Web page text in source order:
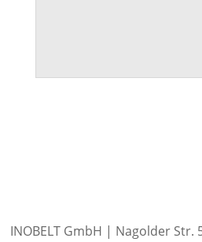
INOBELT GmbH | Nagolder Str.